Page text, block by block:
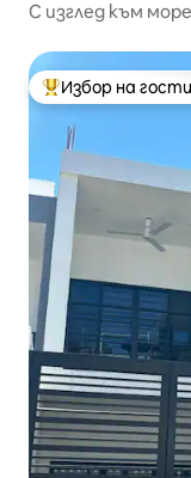
С изглед към
Най-популярен
Избор на